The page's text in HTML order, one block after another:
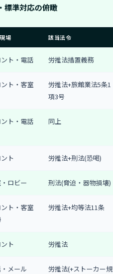
標準対応の俯瞰
場 該当法令
ト・電話 労推法措置義務
ト・客室
労推法+旅館業法5条1
項3号
ト・電話 同上
ト 労推法+刑法(恐喝)
ロビー 刑法(脅迫・器物損壊)
ト・客室
労推法+均等法11条
ト 労推法
メール
労推法(+ストーカー規